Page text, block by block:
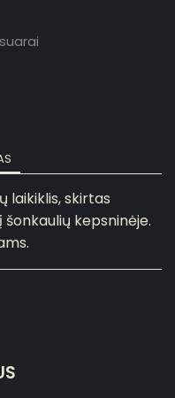
laikiklis, skirtas
kepsninėje.